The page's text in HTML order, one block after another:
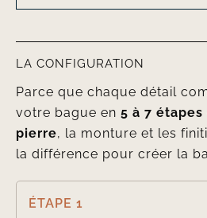
LA CONFIGURATION
Parce que chaque détail
votre bague en 5 à 7 étapes
pierre, la monture et les
la différence pour créer la
ÉTAPE 1